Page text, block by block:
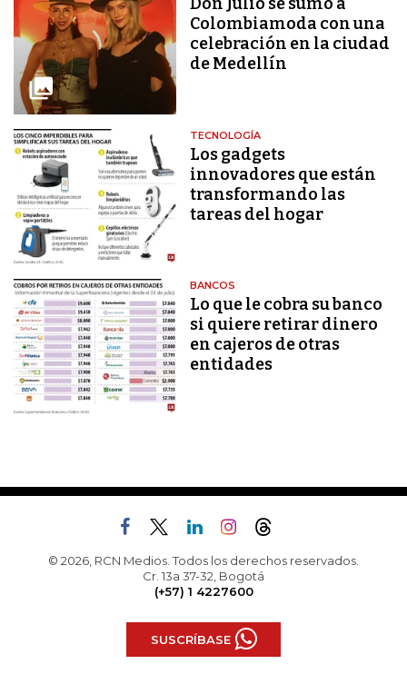
Colombiamoda con una
celebración en la ciudad
de Medellín
TECNOLOGÍA
Los gadgets
innovadores que están
transformando las
tareas del hogar
BANCOS
Lo que le cobra su banco
si quiere retirar dinero
en cajeros de otras
entidades
© 2026, RCN Medios. Todos los derechos reservados.
Cr. 13a 37-32, Bogotá
(+57) 1 4227600
SUSCRÍBASE